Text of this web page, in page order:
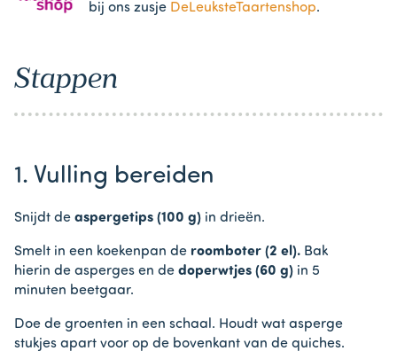
bij ons zusje DeLeuksteTaartenshop.
Stappen
1. Vulling bereiden
Snijdt de aspergetips (100 g) in drieën.
Smelt in een koekenpan de roomboter (2 el). Bak
hierin de asperges en de doperwtjes (60 g) in 5
minuten beetgaar.
Doe de groenten in een schaal. Houdt wat asperge
stukjes apart voor op de bovenkant van de quiches.